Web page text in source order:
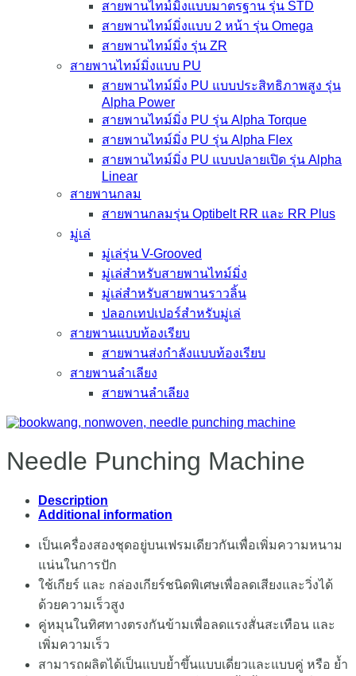
สายพานไทม์มิ่งแบบมาตรฐาน รุ่น STD
สายพานไทม์มิ่งแบบ 2 หน้า รุ่น Omega
สายพานไทม์มิ่ง รุ่น ZR
สายพานไทม์มิ่งแบบ PU
สายพานไทม์มิ่ง PU แบบประสิทธิภาพสูง รุ่น
Alpha Power
สายพานไทม์มิ่ง PU รุ่น Alpha Torque
สายพานไทม์มิ่ง PU รุ่น Alpha Flex
สายพานไทม์มิ่ง PU แบบปลายเปิด รุ่น Alpha
Linear
สายพานกลม
สายพานกลมรุ่น Optibelt RR และ RR Plus
มู่เล่
มู่เล่รุ่น V-Grooved
มู่เล่สำหรับสายพานไทม์มิ่ง
มู่เล่สำหรับสายพานราวลิ้น
ปลอกเทปเปอร์สำหรับมู่เล่
สายพานแบบท้องเรียบ
สายพานส่งกำลังแบบท้องเรียบ
สายพานลำเลียง
สายพานลำเลียง
Needle Punching Machine
Description
Additional information
เป็นเครื่องสองชุดอยู่บนเฟรมเดียวกันเพื่อเพิ่มความหนาม
แน่นในการปัก
ใช้เกียร์ และ กล่องเกียร์ชนิดพิเศษเพื่อลดเสียงและวิ่งได้
ด้วยความเร็วสูง
คู่หมุนในทิศทางตรงกันข้ามเพื่อลดแรงสั่นสะเทือน และ
เพิ่มความเร็ว
สามารถผลิตได้เป็นแบบย้ำขึ้นแบบเดี่ยวและแบบคู่ หรือ ย้ำ